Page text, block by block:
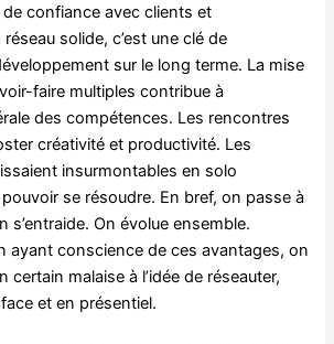
confiance avec clients et
solide, c’est une clé de
sur le long terme. La mise
faire multiples contribue à
des compétences. Les rencontres
créativité et productivité. Les
insurmontables en solo
se résoudre. En bref, on passe à
s’entraide. On évolue ensemble.
ayant conscience de ces avantages, on
certain malaise à l’idée de réseauter,
et en présentiel.